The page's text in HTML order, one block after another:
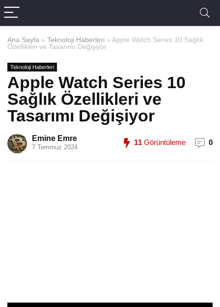
Ana Sayfa » Teknoloji Haberleri » Apple Watch Series 10 Sağlık
Özellikleri ve Tasarımı Değişiyor
Teknoloji Haberleri
Apple Watch Series 10
Sağlık Özellikleri ve
Tasarımı Değişiyor
Emine Emre
7 Temmuz 2024
11 Görüntüleme 0